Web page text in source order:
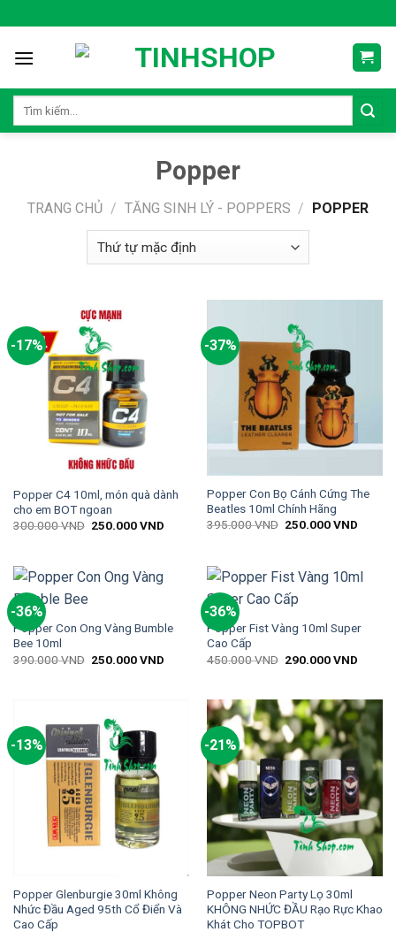
content
Tìm
Popper
TRANG CHỦ / TĂNG SINH LÝ - POPPERS / POPPER
-17%
Popper C4 10ml, món quà dành
cho em BOT ngoan
300.000VND 250.000VND
-37%
Popper Con Bọ Cánh Cứng The
Beatles 10ml Chính Hãng
395.000VND 250.000VND
-36%
Popper Con Ong Vàng Bumble
Bee 10ml
390.000VND 250.000VND
-36%
Popper Fist Vàng 10ml Super
Cao Cấp
450.000VND 290.000VND
-13%
Popper Glenburgie 30ml Không
Nhức Đầu Aged 95th Cổ Điển Và
Cao Cấp
-21%
Popper Neon Party Lọ 30ml
KHÔNG NHỨC ĐẦU Rạo Rực Khao
Khát Cho TOPBOT